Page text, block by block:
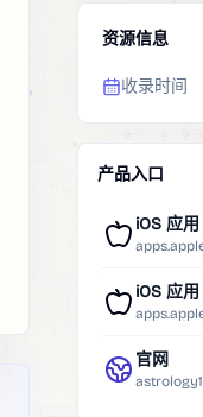
资源信息
收录时间
产品入口
iOS 应用
iOS 应用
官网